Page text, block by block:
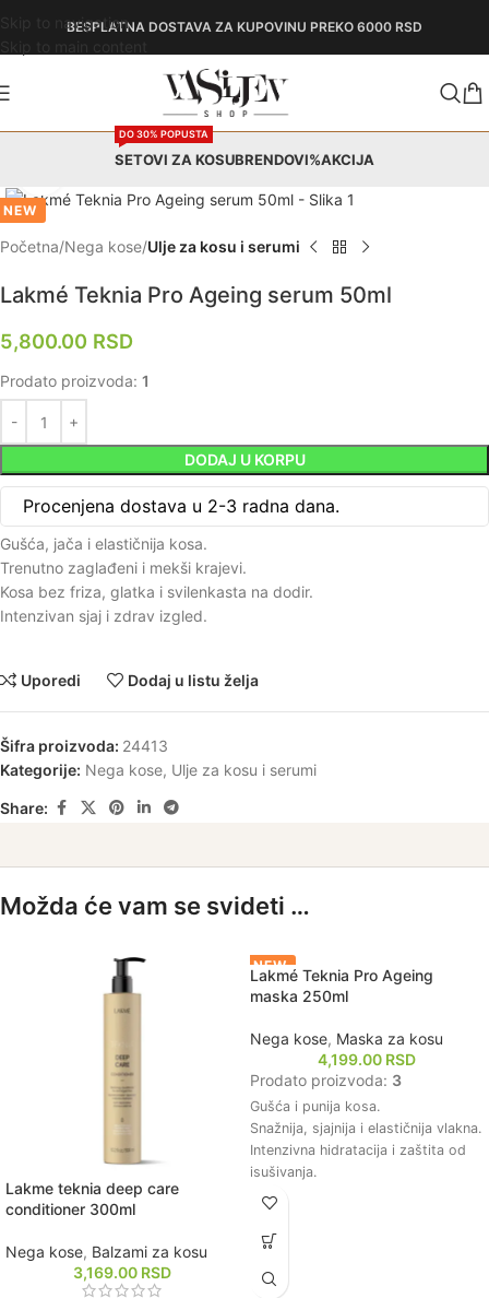
Skip to navigationBESPLATNA DOSTAVA ZA KUPOVINU PREKO 6000 RSD
SETOVI ZA KOSU
DO 30% POPUSTA
BRENDOVI%AKCIJA
NEW
Početna Nega kose Ulje za kosu i serumi
Lakmé Teknia Pro Ageing serum 50ml
5,800.00 RSD
Prodato proizvoda: 1
DODAJ U KORPU
Procenjena dostava u 2-3 radna dana.
Gušća, jača i elastičnija kosa.
Trenutno zaglađeni i mekši krajevi.
Kosa bez friza, glatka i svilenkasta na dodir.
Intenzivan sjaj i zdrav izgled.
Uporedi Dodaj u listu želja
Šifra proizvoda: 24413
Kategorije: Nega kose, Ulje za kosu i serumi
Share:
Možda će vam se svideti …
Lakme teknia deep care
conditioner 300ml
Nega kose, Balzami za kosu
3,169.00 RSD
NEW
Lakmé Teknia Pro Ageing
maska 250ml
Nega kose, Maska za kosu
4,199.00 RSD
Prodato proizvoda: 3
Gušća i punija kosa.
Snažnija, sjajnija i elastičnija vlakna.
Intenzivna hidratacija i zaštita od
isušivanja.
Kosa zdravog izgleda, meka i